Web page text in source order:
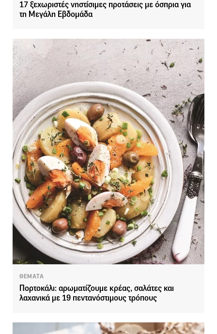
17 ξεχωριστές νηστίσιμες προτάσεις με όσπρια για
τη Μεγάλη Εβδομάδα
ΘΕΜΑΤΑ
Πορτοκάλι: αρωματίζουμε κρέας, σαλάτες και
λαχανικά με 19 πεντανόστιμους τρόπους